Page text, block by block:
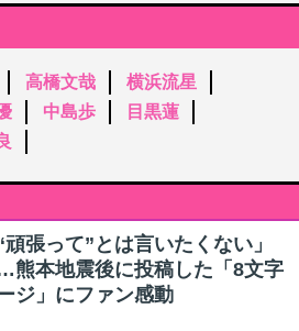
高橋文哉
横浜流星
中島歩
目黒蓮
頑張って”とは言いたくない」
熊本地震後に投稿した「8文字
ジ」にファン感動